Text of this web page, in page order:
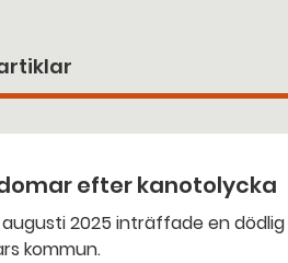
efter kanotolycka
kommun.